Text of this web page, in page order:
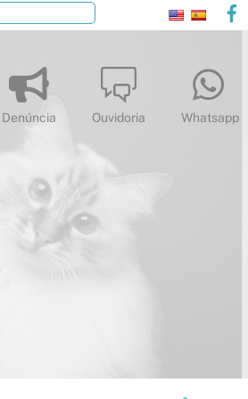
Denúncia Ouvidoria Whatsapp